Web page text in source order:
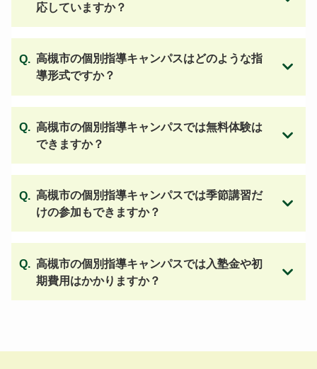
応していますか？
高槻市の個別指導キャンパスはどのような指
導形式ですか？
高槻市の個別指導キャンパスでは無料体験は
できますか？
高槻市の個別指導キャンパスでは季節講習だ
けの参加もできますか？
高槻市の個別指導キャンパスでは入塾金や初
期費用はかかりますか？